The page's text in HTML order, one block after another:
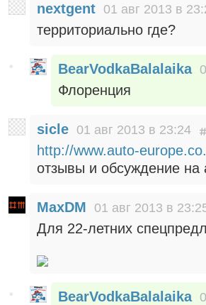
nextgent 01 авг 2013 в
территориально где?
BearVodkaBalalaika
Флоренция
sicle 01 авг 2013 в 23:24
http://www.auto-
отзывы и обсуждение на
MaxDM 01 авг 2013 в
Для 22-летних
BearVodkaBalalaika